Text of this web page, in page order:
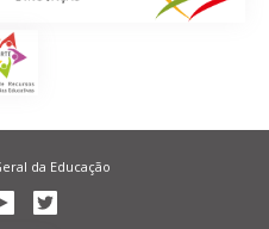
da Educação